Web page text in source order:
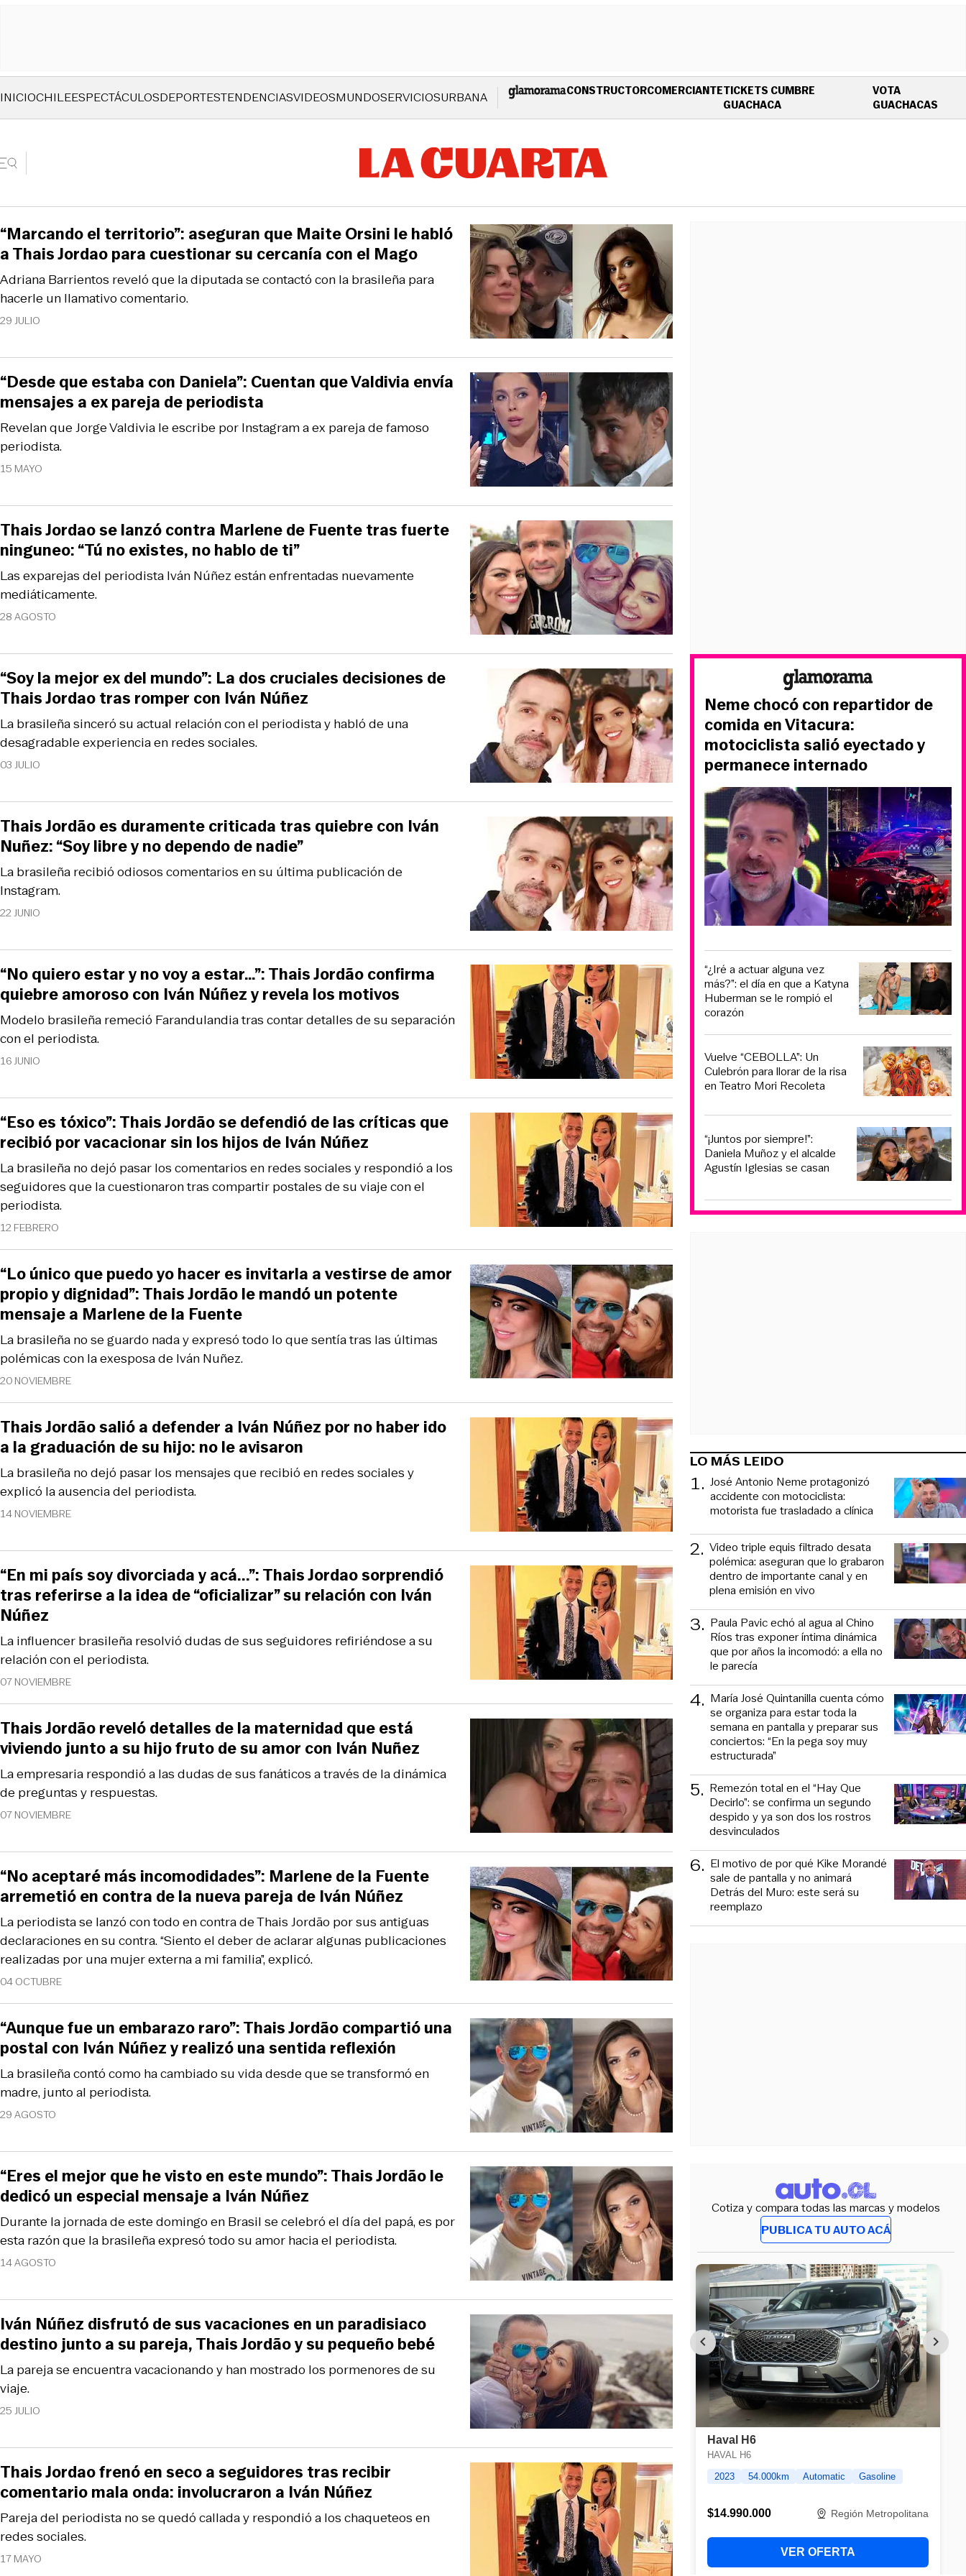
INICIOCHILEESPECTÁCULOSDEPORTESTENDENCIASVIDEOSMUNDOSERVICIOSURBANA CONSTRUCTORCOMERCIANTETICKETS CUMBRE
GUACHACAOPENS IN NEW WINDOW
VOTA
GUACHACAS
29 JULIO
Adriana Barrientos reveló que la diputada se contactó con la brasileña para
hacerle un llamativo comentario.
“Marcando el territorio”: aseguran que Maite Orsini le habló
a Thais Jordao para cuestionar su cercanía con el Mago
15 MAYO
Revelan que Jorge Valdivia le escribe por Instagram a ex pareja de famoso
periodista.
“Desde que estaba con Daniela”: Cuentan que Valdivia envía
mensajes a ex pareja de periodista
28 AGOSTO
Las exparejas del periodista Iván Núñez están enfrentadas nuevamente
mediáticamente.
Thais Jordao se lanzó contra Marlene de Fuente tras fuerte
ninguneo: “Tú no existes, no hablo de ti”
03 JULIO
La brasileña sinceró su actual relación con el periodista y habló de una
desagradable experiencia en redes sociales.
“Soy la mejor ex del mundo”: La dos cruciales decisiones de
Thais Jordao tras romper con Iván Núñez
22 JUNIO
La brasileña recibió odiosos comentarios en su última publicación de
Instagram.
Thais Jordão es duramente criticada tras quiebre con Iván
Nuñez: “Soy libre y no dependo de nadie”
16 JUNIO
Modelo brasileña remeció Farandulandia tras contar detalles de su separación
con el periodista.
“No quiero estar y no voy a estar…”: Thais Jordão confirma
quiebre amoroso con Iván Núñez y revela los motivos
12 FEBRERO
La brasileña no dejó pasar los comentarios en redes sociales y respondió a los
seguidores que la cuestionaron tras compartir postales de su viaje con el
periodista.
“Eso es tóxico”: Thais Jordão se defendió de las críticas que
recibió por vacacionar sin los hijos de Iván Núñez
20 NOVIEMBRE
La brasileña no se guardo nada y expresó todo lo que sentía tras las últimas
polémicas con la exesposa de Iván Nuñez.
“Lo único que puedo yo hacer es invitarla a vestirse de amor
propio y dignidad”: Thais Jordão le mandó un potente
mensaje a Marlene de la Fuente
14 NOVIEMBRE
La brasileña no dejó pasar los mensajes que recibió en redes sociales y
explicó la ausencia del periodista.
Thais Jordão salió a defender a Iván Núñez por no haber ido
a la graduación de su hijo: no le avisaron
07 NOVIEMBRE
La influencer brasileña resolvió dudas de sus seguidores refiriéndose a su
relación con el periodista.
“En mi país soy divorciada y acá...”: Thais Jordao sorprendió
tras referirse a la idea de “oficializar” su relación con Iván
Núñez
07 NOVIEMBRE
La empresaria respondió a las dudas de sus fanáticos a través de la dinámica
de preguntas y respuestas.
Thais Jordão reveló detalles de la maternidad que está
viviendo junto a su hijo fruto de su amor con Iván Nuñez
04 OCTUBRE
La periodista se lanzó con todo en contra de Thais Jordão por sus antiguas
declaraciones en su contra. “Siento el deber de aclarar algunas publicaciones
realizadas por una mujer externa a mi familia”, explicó.
“No aceptaré más incomodidades”: Marlene de la Fuente
arremetió en contra de la nueva pareja de Iván Núñez
29 AGOSTO
La brasileña contó como ha cambiado su vida desde que se transformó en
madre, junto al periodista.
“Aunque fue un embarazo raro”: Thais Jordão compartió una
postal con Iván Núñez y realizó una sentida reflexión
14 AGOSTO
Durante la jornada de este domingo en Brasil se celebró el día del papá, es por
esta razón que la brasileña expresó todo su amor hacia el periodista.
“Eres el mejor que he visto en este mundo”: Thais Jordão le
dedicó un especial mensaje a Iván Núñez
25 JULIO
La pareja se encuentra vacacionando y han mostrado los pormenores de su
viaje.
Iván Núñez disfrutó de sus vacaciones en un paradisiaco
destino junto a su pareja, Thais Jordão y su pequeño bebé
17 MAYO
Pareja del periodista no se quedó callada y respondió a los chaqueteos en
redes sociales.
Thais Jordao frenó en seco a seguidores tras recibir
comentario mala onda: involucraron a Iván Núñez
Neme chocó con repartidor de
comida en Vitacura:
motociclista salió eyectado y
permanece internado
“¿Iré a actuar alguna vez
más?”: el día en que a Katyna
Huberman se le rompió el
corazón
Vuelve “CEBOLLA”: Un
Culebrón para llorar de la risa
en Teatro Mori Recoleta
“¡Juntos por siempre!”:
Daniela Muñoz y el alcalde
Agustín Iglesias se casan
LO MÁS LEIDO
1. José Antonio Neme protagonizó
accidente con motociclista:
motorista fue trasladado a clínica
2. Video triple equis filtrado desata
polémica: aseguran que lo grabaron
dentro de importante canal y en
plena emisión en vivo
3. Paula Pavic echó al agua al Chino
Ríos tras exponer íntima dinámica
que por años la incomodó: a ella no
le parecía
4. María José Quintanilla cuenta cómo
se organiza para estar toda la
semana en pantalla y preparar sus
conciertos: “En la pega soy muy
estructurada”
5. Remezón total en el “Hay Que
Decirlo”: se confirma un segundo
despido y ya son dos los rostros
desvinculados
6. El motivo de por qué Kike Morandé
sale de pantalla y no animará
Detrás del Muro: este será su
reemplazo
Cotiza y compara todas las marcas y modelos
PUBLICA TU AUTO ACÁ